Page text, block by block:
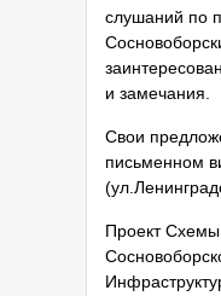
слушаний по
и замечания.
Свои
письменном
Проект